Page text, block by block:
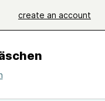
create an account